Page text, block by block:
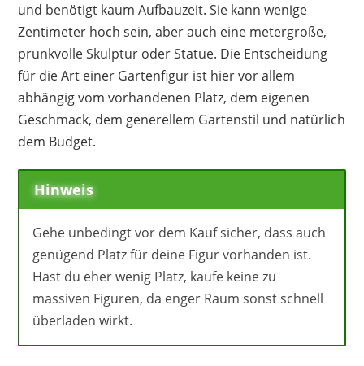
und benötigt kaum Aufbauzeit. Sie kann wenige
Zentimeter hoch sein, aber auch eine metergroße,
prunkvolle Skulptur oder Statue. Die Entscheidung
für die Art einer Gartenfigur ist hier vor allem
abhängig vom vorhandenen Platz, dem eigenen
Geschmack, dem generellem Gartenstil und natürlich
dem Budget.
Hinweis
Gehe unbedingt vor dem Kauf sicher, dass auch
genügend Platz für deine Figur vorhanden ist.
Hast du eher wenig Platz, kaufe keine zu
massiven Figuren, da enger Raum sonst schnell
überladen wirkt.